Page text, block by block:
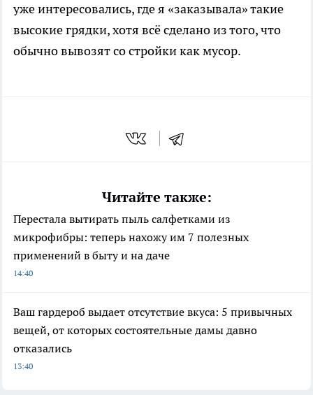
уже интересовались, где я «заказывала» такие
высокие грядки, хотя всё сделано из того, что
обычно вывозят со стройки как мусор.
Читайте также:
Перестала вытирать пыль салфетками из
микрофибры: теперь нахожу им 7 полезных
применений в быту и на даче
14:40
Ваш гардероб выдает отсутствие вкуса: 5 привычных
вещей, от которых состоятельные дамы давно
отказались
13:40